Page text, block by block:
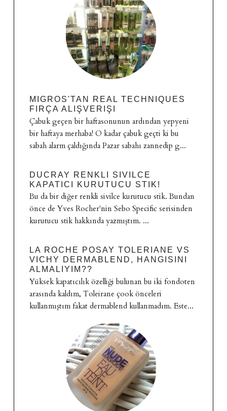
MIGROS'TAN REAL TECHNIQUES
FIRÇA ALIŞVERIŞI
Çabuk geçen bir haftasonunun ardından yepyeni
bir haftaya merhaba! O kadar çabuk geçti ki bu
sabah alarm çaldığında Pazar sabahı zannedip g...
DUCRAY RENKLI SIVILCE
KAPATICI KURUTUCU STIK!
Bu da bir diğer renkli sivilce kurutucu stik. Bundan
önce de Yves Rocher'nin Sebo Specific serisinden
kurutucu stik hakkında yazmıştım. ...
LA ROCHE POSAY TOLERIANE VS
VICHY DERMABLEND, HANGISINI
ALMALIYIM??
Yüksek kapatıcılık özelliği bulunan bu iki fondoten
arasında kaldım, Toleirane çook önceleri
kullanmıştım fakat dermablend kullanmadım. Este...